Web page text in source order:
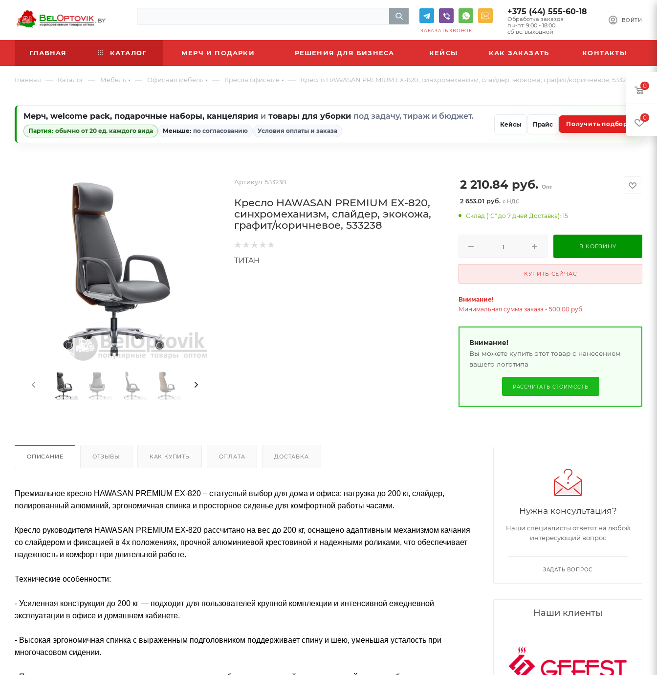
ВОЙТИ
+375 (44) 555-60-18
Обработка заказов
пн-пт: 9:00 - 18:00
сб-вс: выходной
ЗАКАЗАТЬ ЗВОНОК
ГЛАВНАЯ КАТАЛОГ МЕРЧ И ПОДАРКИ РЕШЕНИЯ ДЛЯ БИЗНЕСА КЕЙСЫ КАК ЗАКАЗАТЬ КОНТАКТЫ
Главная — Каталог — Мебель — Офисная мебель — Кресла офисные — Кресло HAWASAN PREMIUM EX-820, синхромеханизм, слайдер, экокожа, графит/коричневое, 533238
Мерч, welcome pack, подарочные наборы, канцелярия и товары для уборки под задачу, тираж и бюджет.
Партия: обычно от 20 ед. каждого вида Меньше: по согласованию Условия оплаты и заказа
Кейсы Прайс Получить подбор
Артикул: 533238
Кресло HAWASAN PREMIUM EX-820,
синхромеханизм, слайдер, экокожа,
графит/коричневое, 533238
ТИТАН
2 210.84 руб. Опт
2 653.01 руб.с НДС
Склад ("С" до 7 дней Доставка): 15
В КОРЗИНУ
КУПИТЬ СЕЙЧАС
Внимание!
Минимальная сумма заказа - 500,00 руб.
Внимание!
Вы можете купить этот товар с нанесением
вашего логотипа
РАССЧИТАТЬ СТОИМОСТЬ
ОПИСАНИЕ ОТЗЫВЫ КАК КУПИТЬ ОПЛАТА ДОСТАВКА
Премиальное кресло HAWASAN PREMIUM EX-820 – статусный выбор для дома и офиса: нагрузка до 200 кг, слайдер,
полированный алюминий, эргономичная спинка и просторное сиденье для комфортной работы часами.
Кресло руководителя HAWASAN PREMIUM EX-820 рассчитано на вес до 200 кг, оснащено адаптивным механизмом качания
со слайдером и фиксацией в 4х положениях, прочной алюминиевой крестовиной и надежными роликами, что обеспечивает
надежность и комфорт при длительной работе.
Технические особенности:
- Усиленная конструкция до 200 кг — подходит для пользователей крупной комплекции и интенсивной ежедневной
эксплуатации в офисе и домашнем кабинете.
- Высокая эргономичная спинка с выраженным подголовником поддерживает спину и шею, уменьшая усталость при
многочасовом сидении.
Нужна консультация?
Наши специалисты ответят на любой
интересующий вопрос
ЗАДАТЬ ВОПРОС
Наши клиенты
0
0